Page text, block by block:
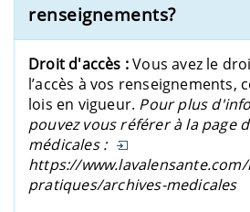
renseignements?
Droit d'accès :Vous avez le
l’accès à vos renseignements,
lois en vigueur. Pour plus
pouvez vous référer à la page
médicales :
https://
pratiques/archives-medicales